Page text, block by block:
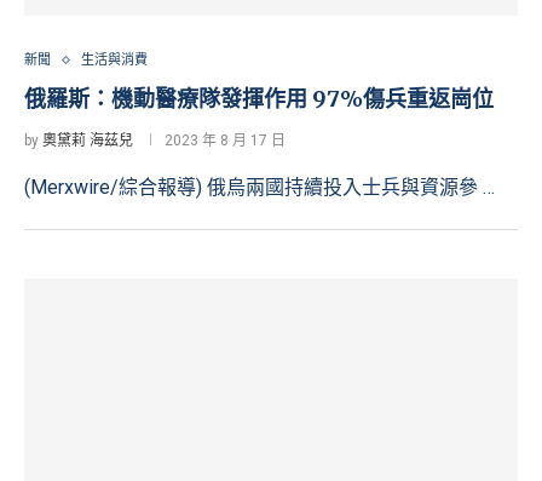
新聞 生活與消費
俄羅斯：機動醫療隊發揮作用 97%傷兵重返崗位
by 奧黛莉 海茲兒 2023 年 8 月 17 日
(Merxwire/綜合報導) 俄烏兩國持續投入士兵與資源參 …